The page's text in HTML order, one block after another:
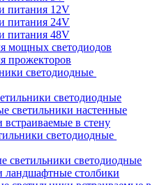
питания 12V
питания 24V
питания 48V
мощных светодиодов
прожекторов
светодиодные
светодиодные
светильники настенные
встраиваемые в стену
светодиодные
светильники светодиодные
ландшафтные столбики